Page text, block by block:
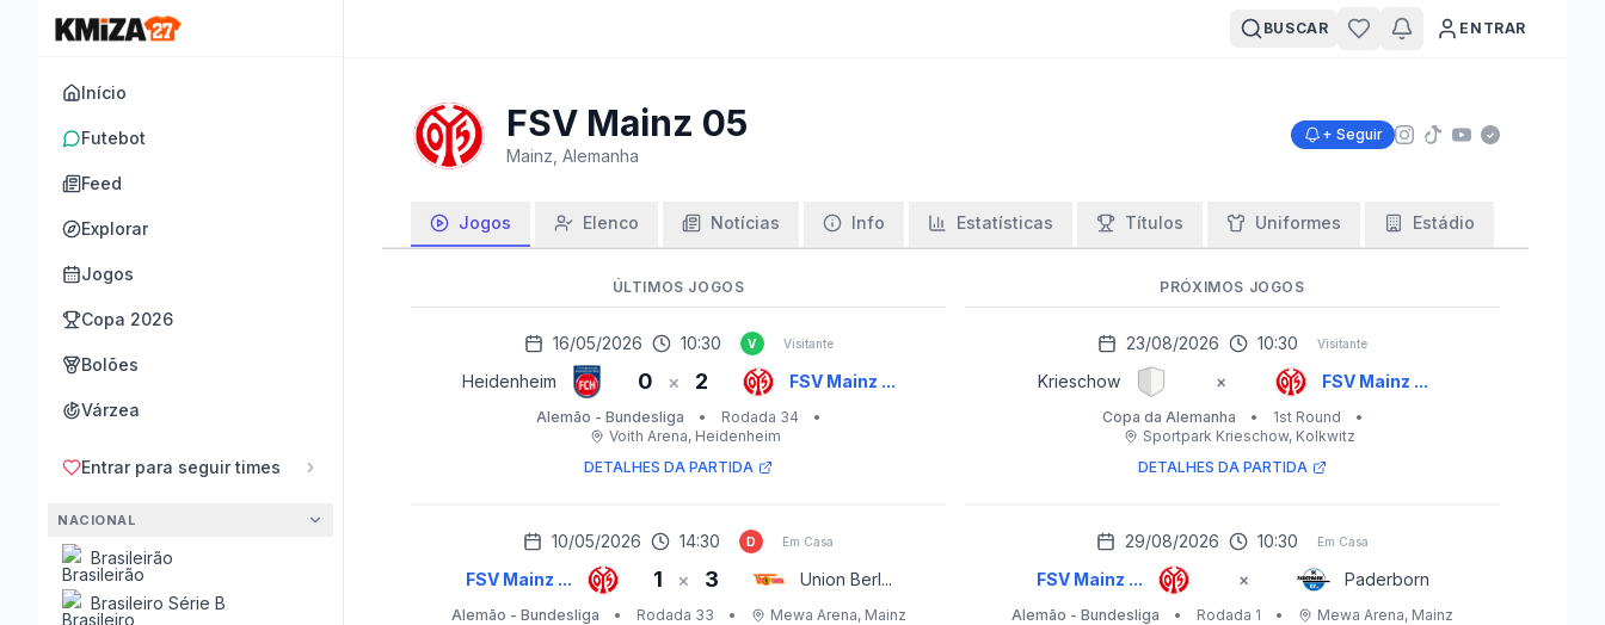
Início
Futebot
Feed
Explorar
Jogos
Copa 2026
Bolões
Várzea
Entrar para seguir times
NACIONAL
Brasileirão
Brasileiro Série B
BUSCAR ENTRAR
FSV Mainz 05
Mainz, Alemanha
+ Seguir
Jogos Elenco Notícias Info Estatísticas Títulos Uniformes Estádio
ÚLTIMOS JOGOS
16/05/2026 10:30 V Visitante
Heidenheim 0 × 2 FSV Mainz ...
Alemão - Bundesliga • Rodada 34
•
Voith Arena, Heidenheim
DETALHES DA PARTIDA
10/05/2026 14:30 D Em Casa
FSV Mainz ... 1 × 3 Union Berl...
Alemão - Bundesliga • Rodada 33 • Mewa Arena, Mainz
PRÓXIMOS JOGOS
23/08/2026 10:30 Visitante
Krieschow × FSV Mainz ...
Copa da Alemanha • 1st Round
•
Sportpark Krieschow, Kolkwitz
DETALHES DA PARTIDA
29/08/2026 10:30 Em Casa
FSV Mainz ... × Paderborn
Alemão - Bundesliga • Rodada 1 • Mewa Arena, Mainz